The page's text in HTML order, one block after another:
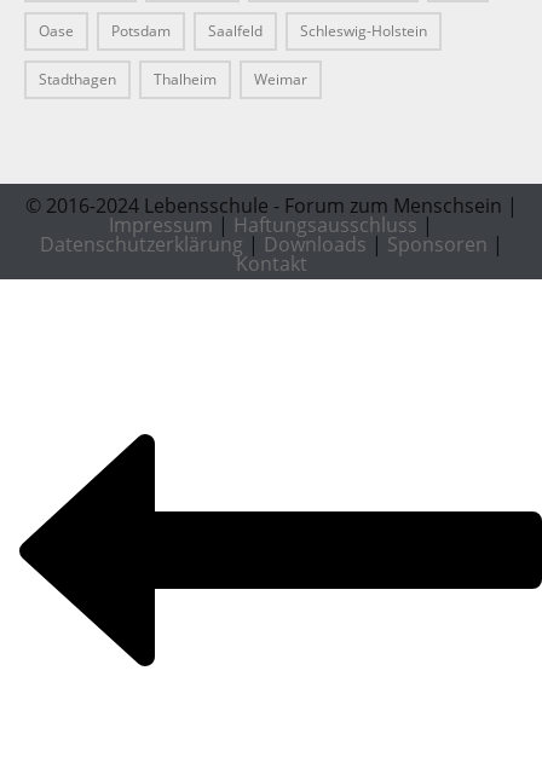
Oase Potsdam Saalfeld Schleswig-Holstein
Stadthagen Thalheim Weimar
© 2016-2024 Lebensschule - Forum zum Menschsein |
Impressum | Haftungsausschluss |
Datenschutzerklärung | Downloads | Sponsoren |
Kontakt